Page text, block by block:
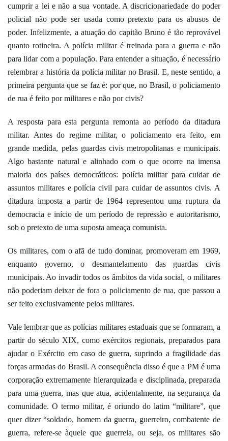
cumprir a lei e não a sua vontade. A discricionariedade do poder
policial não pode ser usada como pretexto para os abusos de
poder. Infelizmente, a atuação do capitão Bruno é tão reprovável
quanto rotineira. A polícia militar é treinada para a guerra e não
para lidar com a população. Para entender a situação, é necessário
relembrar a história da polícia militar no Brasil. E, neste sentido, a
primeira pergunta que se faz é: por que, no Brasil, o policiamento
de rua é feito por militares e não por civis?
A resposta para esta pergunta remonta ao período da ditadura
militar. Antes do regime militar, o policiamento era feito, em
grande medida, pelas guardas civis metropolitanas e municipais.
Algo bastante natural e alinhado com o que ocorre na imensa
maioria dos países democráticos: polícia militar para cuidar de
assuntos militares e polícia civil para cuidar de assuntos civis. A
ditadura imposta a partir de 1964 representou uma ruptura da
democracia e início de um período de repressão e autoritarismo,
sob o pretexto de uma suposta ameaça comunista.
Os militares, com o afã de tudo dominar, promoveram em 1969,
enquanto governo, o desmantelamento das guardas civis
municipais. Ao invadir todos os âmbitos da vida social, o militares
não poderiam deixar de fora o policiamento de rua, que passou a
ser feito exclusivamente pelos militares.
Vale lembrar que as polícias militares estaduais que se formaram, a
partir do século XIX, como exércitos regionais, preparados para
ajudar o Exército em caso de guerra, suprindo a fragilidade das
forças armadas do Brasil. A consequência disso é que a PM é uma
corporação extremamente hierarquizada e disciplinada, preparada
para uma guerra, mas que atua, acidentalmente, na segurança da
comunidade. O termo militar, é oriundo do latim “militare”, que
quer dizer “soldado, homem da guerra, guerreiro, combatente de
guerra, refere-se àquele que guerreia, ou seja, os militares são